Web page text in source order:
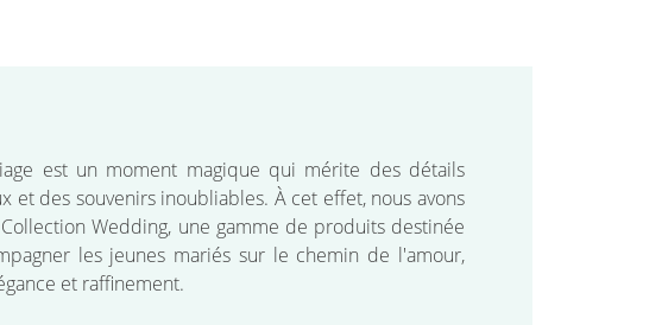
est un moment magique qui mérite des détails
et des souvenirs inoubliables. À cet effet, nous avons
Wedding, une gamme de produits destinée
les jeunes mariés sur le chemin de l'amour,
et raffinement.